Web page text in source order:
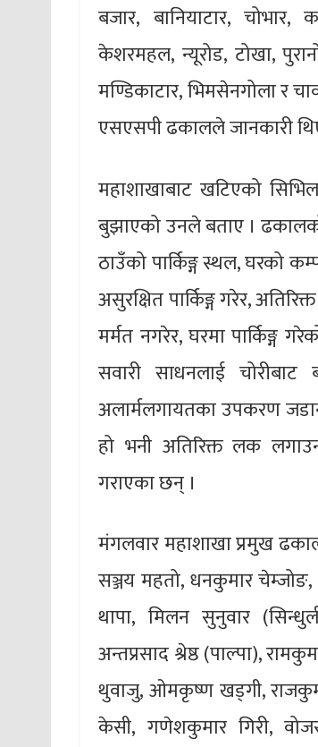
बजार, बानियाटार, चोभार,
केशरमहल, न्यूरोड, टोखा,
मण्डिकाटार, भिमसेनगोला र
एसएसपी ढकालले जानकारी
महाशाखाबाट खटिएको
बुझाएको उनले बताए ।
ठाउँको पार्किङ्ग स्थल, घरको
असुरक्षित पार्किङ्ग गरेर,
मर्मत नगरेर, घरमा पार्किङ्ग
सवारी साधनलाई
अलार्मलगायतका उपकरण
हो भनी अतिरिक्त लक
गराएका छन् ।
मंगलवार महाशाखा प्रमुख
सञ्जय महतो, धनकुमार चेम्जोङ,
थापा, मिलन सुनुवार
अन्तप्रसाद श्रेष्ठ (पाल्पा),
थुवाजु, ओमकृष्ण खड्गी,
केसी, गणेशकुमार गिरी,